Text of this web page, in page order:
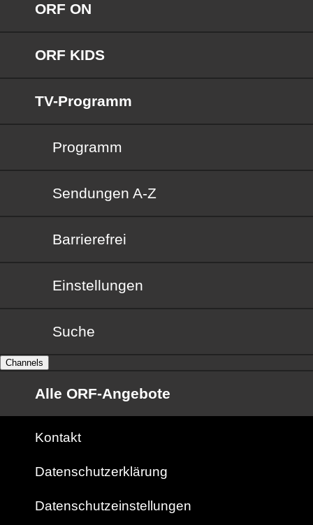
ORF ON
ORF KIDS
TV-Programm
Programm
Sendungen von A bis Z
Sendungen A-Z
Barrierefrei
Barrierefrei
Einstellungen
Suche
Channels
Alle ORF-Angebote
Kontakt
Datenschutzerklärung
Datenschutzeinstellungen